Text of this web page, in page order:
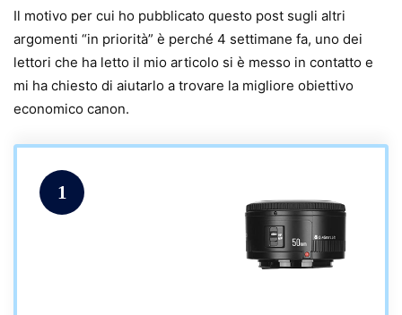
Il motivo per cui ho pubblicato questo post sugli altri
argomenti “in priorità” è perché 4 settimane fa, uno dei
lettori che ha letto il mio articolo si è messo in contatto e
mi ha chiesto di aiutarlo a trovare la migliore obiettivo
economico canon.
1